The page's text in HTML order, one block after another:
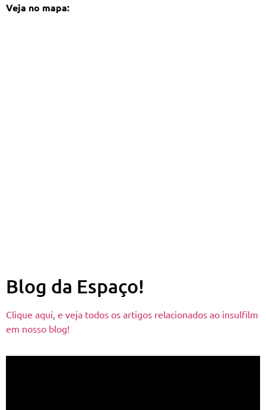
Veja no mapa:
Blog da Espaço!
Clique aqui, e veja todos os artigos relacionados ao insulfilm
em nosso blog!